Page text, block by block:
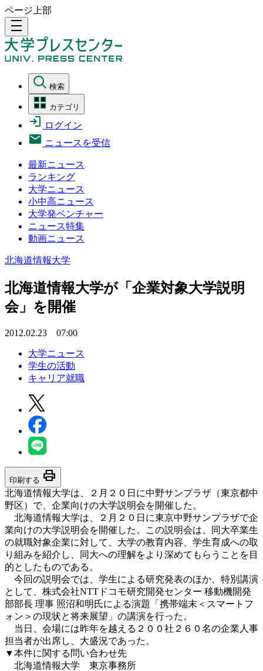
ページ上部
density_medium
検索
カテゴリ
ログイン
ニュースを受信
最新ニュース
ランキング
大学ニュース
小中高ニュース
大学発ベンチャー
ニュース特集
動画ニュース
北海道情報大学
北海道情報大学が「企業対象大学説明
会」を開催
2012.02.23 07:00
大学ニュース
学生の活動
キャリア就職
印刷する print
北海道情報大学は、２月２０日に中野サンプラザ（東京都中
野区）で、企業向けの大学説明会を開催した。
北海道情報大学は、２月２０日に東京中野サンプラザで企
業向けの大学説明会を開催した。この説明会は、同大卒業生
の就職対象企業に対して、大学の教育内容、学生育成への取
り組みを紹介し、同大への理解をより深めてもらうことを目
的としたものである。
今回の説明会では、学生による研究発表のほか、特別講演
として、株式会社NTTドコモ研究開発センター 移動機開発
部部長 理事 照沼和明氏による演題「携帯端末＜スマートフ
ォン＞の現状と将来展望」の講演を行った。
当日、会場には昨年を越える２００社２６０名の企業人事
担当者が出席し、大盛況であった。
▼本件に関する問い合わせ先
北海道情報大学 東京事務所